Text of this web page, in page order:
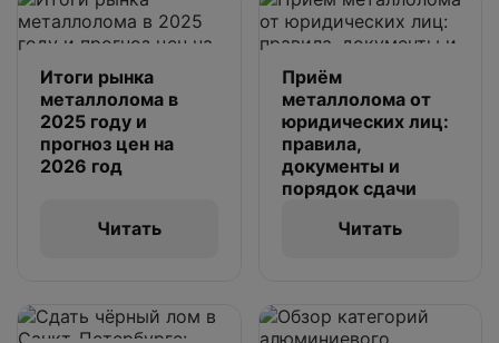
Итоги рынка
металлолома в
2025 году и
прогноз цен на
2026 год
Читать
Приём
металлолома от
юридических лиц:
правила,
документы и
порядок сдачи
Читать